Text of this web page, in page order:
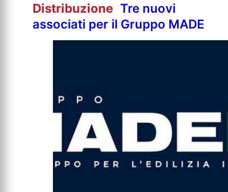
Distribuzione Tre nuovi
associati per il Gruppo MADE